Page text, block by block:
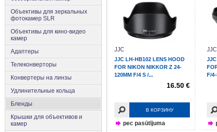
Объективы для зеркальных
фотокамер SLR
Объективы для кино-видео
камер
Адаптеры
Телеконверторы
Конвертеры на линзы
Удлинительные кольца
Бленды
Крышки для объективов и
камер
JJC
JJC LH-HB102 LENS HOOD
FOR NIKON NIKKOR Z 24-
120MM F/4 S /...
16.50 €
В КОРЗИНУ
pec pasūtījuma
JJC
F/